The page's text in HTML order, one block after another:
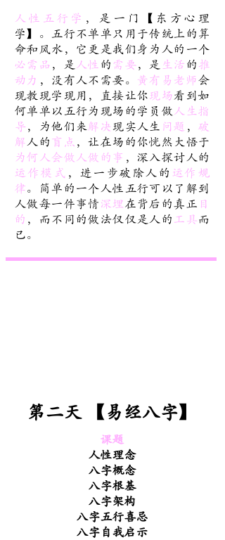
第二天 【易经八字】
课题
人性理念
八字概念
八字根基
八字架构
八字五行喜忌
八字自我启示
人性五行学 ，是一门【东方心理
学】。五行不单单只用于传统上的算
命和风水，它更是我们身为人的一个
必需品，是 人性的需要，是 生活的推
动力 ，没有人不需要。 黃有易老师会
现教现学现用，直接让你现场看到如
何单单以五行为现场的学员做人生指
导，为他们来解决现实人生 问题 ， 破
解人的盲点，让在场的你恍然大悟于
为何人会做人做的事 ，深入探讨人的
运作模式 ，进一步破除人的 运作规
律。简单的一个人性五行可以了解到
人做每一件事情深埋在背后的真正 目
的 ，而不同的做法仅仅是人的工具而
已。